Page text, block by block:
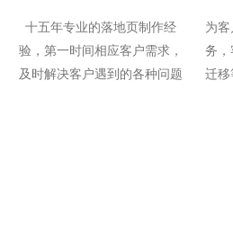
十五年专业的落地页制作经
验，第一时间相应客户需求，
及时解决客户遇到的各种问题
为
务，
迁移